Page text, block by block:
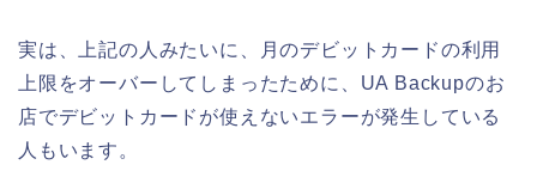
実は、上記の人みたいに、月のデビットカードの利用
上限をオーバーしてしまったために、UA Backupのお
店でデビットカードが使えないエラーが発生している
人もいます。